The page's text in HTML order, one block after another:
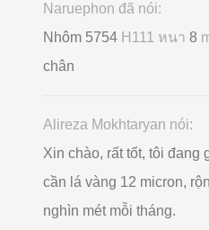
Naruephon đã nói:
Nhôm 5754 H111 หนา 8
chân
Alireza Mokhtaryan nói:
Xin chào, rất tốt, tôi đang
cần lá vàng 12 micron,
nghìn mét mỗi tháng.